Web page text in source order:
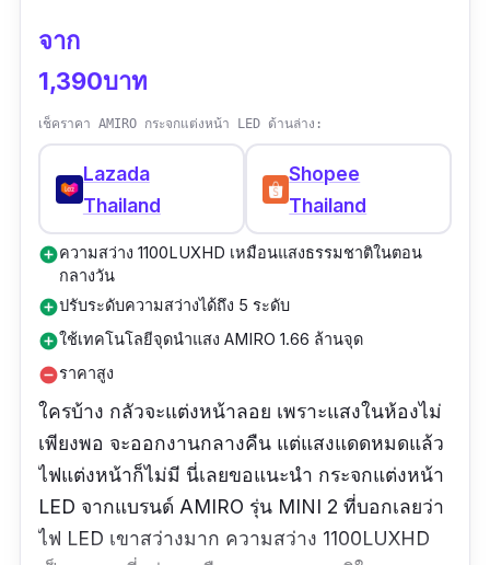
จาก
1,390บาท
เช็คราคา AMIRO กระจกแต่งหน้า LED ด้านล่าง:
Lazada
Thailand
Shopee
Thailand
add_circleความสว่าง 1100LUXHD เหมือนแสงธรรมชาติในตอน
กลางวัน
add_circleปรับระดับความสว่างได้ถึง 5 ระดับ
add_circleใช้เทคโนโลยีจุดนำแสง AMIRO 1.66 ล้านจุด
remove_circleราคาสูง
ใครบ้าง กลัวจะแต่งหน้าลอย เพราะแสงในห้องไม่
เพียงพอ จะออกงานกลางคืน แต่แสงแดดหมดแล้ว
ไฟแต่งหน้าก็ไม่มี นี่เลยขอแนะนำ กระจกแต่งหน้า
LED จากแบรนด์ AMIRO รุ่น MINI 2 ที่บอกเลยว่า
ไฟ LED เขาสว่างมาก ความสว่าง 1100LUXHD